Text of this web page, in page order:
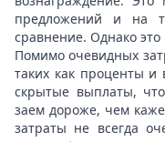
предложений и на
сравнение. Однако
Помимо очевидных
таких как проценты и
скрытые выплаты,
заем дороже, чем
затраты не всегда